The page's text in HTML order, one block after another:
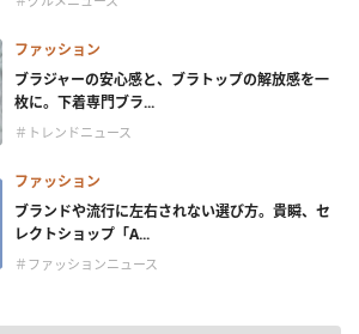
ファッション
ブラジャーの安心感と、ブラトップの解放感を一
枚に。下着専門ブラ...
＃トレンドニュース
ファッション
ブランドや流行に左右されない選び方。貴瞬、セ
レクトショップ「A...
＃ファッションニュース